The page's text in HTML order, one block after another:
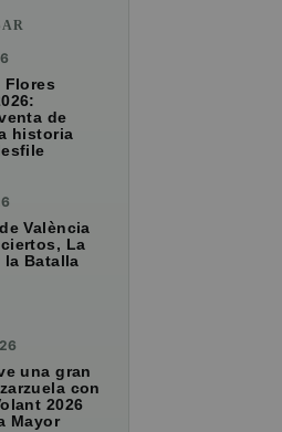
Flores
de
historia
València
La
la Batalla
una gran
con
2026
Mayor